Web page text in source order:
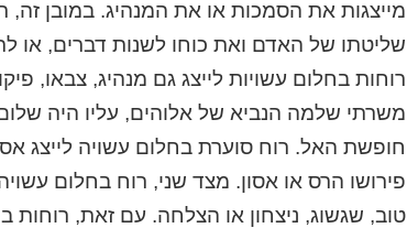
מייצגות את הסמכות או את המנהיג. במובן זה,
שליטתו של האדם ואת כוחו לשנות דברים, או
רוחות בחלום עשויות לייצג גם מנהיג, צבאו,
משרתי שלמה הנביא של אלוהים, עליו היה
חופשת האל. רוח סוערת בחלום עשויה לייצג
פירושו הרס או אסון. מצד שני, רוח בחלום
טוב, שגשוג, ניצחון או הצלחה. עם זאת, רוחות